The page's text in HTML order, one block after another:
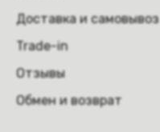
Доставка и самовывоз
Trade-in
Отзывы
Обмен и возврат